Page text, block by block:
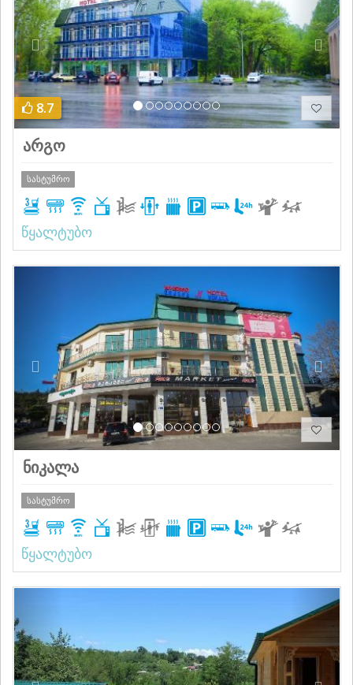
8.7
არგო
სასტუმრო
წყალტუბო
ნიკალა
სასტუმრო
წყალტუბო
Next